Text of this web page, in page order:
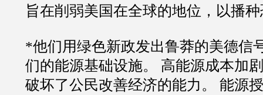
旨在削弱美国在全球的地位，以播
*他们用绿色新政发出鲁莽的美德信
们的能源基础设施。 高能源成本加
破坏了公民改善经济的能力。 能源